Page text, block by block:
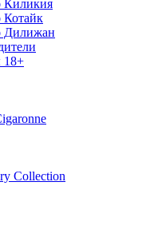
Киликия
Котайк
Дилижан
18+
Collection